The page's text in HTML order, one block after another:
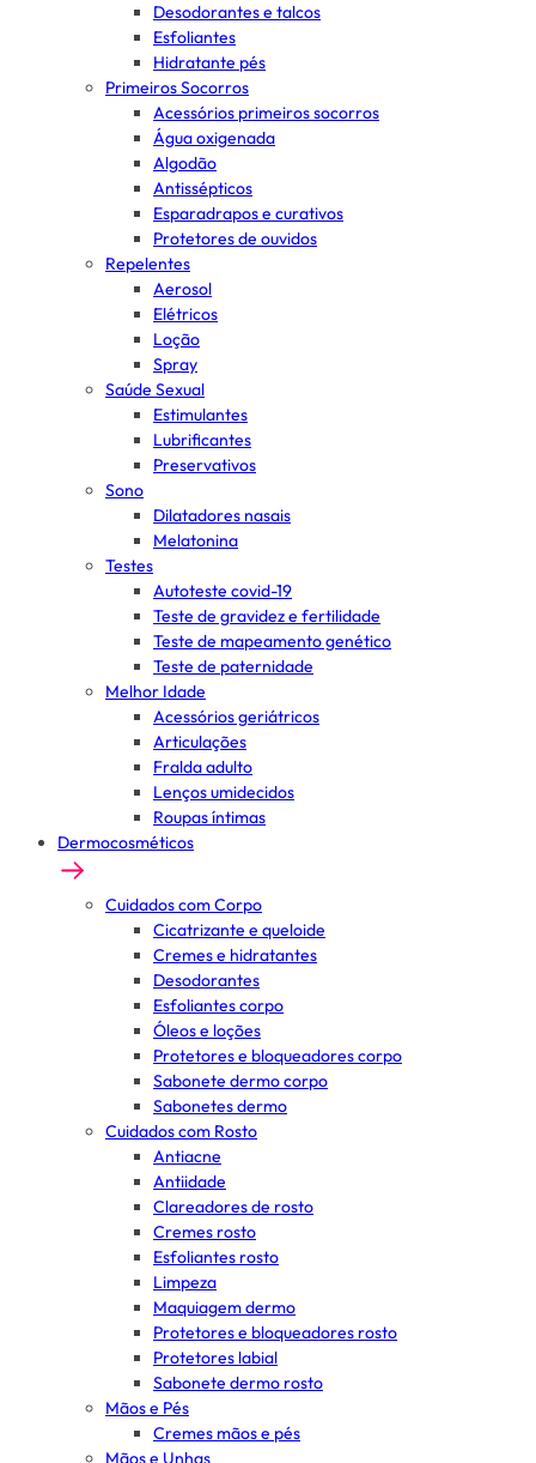
Desodorantes e talcos
Esfoliantes
Hidratante pés
Primeiros Socorros
Acessórios primeiros socorros
Água oxigenada
Algodão
Antissépticos
Esparadrapos e curativos
Protetores de ouvidos
Repelentes
Aerosol
Elétricos
Loção
Spray
Saúde Sexual
Estimulantes
Lubrificantes
Preservativos
Sono
Dilatadores nasais
Melatonina
Testes
Autoteste covid-19
Teste de gravidez e fertilidade
Teste de mapeamento genético
Teste de paternidade
Melhor Idade
Acessórios geriátricos
Articulações
Fralda adulto
Lenços umidecidos
Roupas íntimas
Dermocosméticos
Cuidados com Corpo
Cicatrizante e queloide
Cremes e hidratantes
Desodorantes
Esfoliantes corpo
Óleos e loções
Protetores e bloqueadores corpo
Sabonete dermo corpo
Sabonetes dermo
Cuidados com Rosto
Antiacne
Antiidade
Clareadores de rosto
Cremes rosto
Esfoliantes rosto
Limpeza
Maquiagem dermo
Protetores e bloqueadores rosto
Protetores labial
Sabonete dermo rosto
Mãos e Pés
Cremes mãos e pés
Mãos e Unhas